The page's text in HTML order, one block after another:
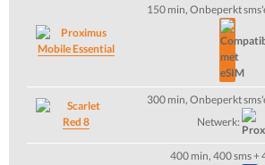
Mobile Essential
150 min, Onbeperkt
Red 8
300 min, Onbeperkt
Netwerk:
400 min, 400 sms +